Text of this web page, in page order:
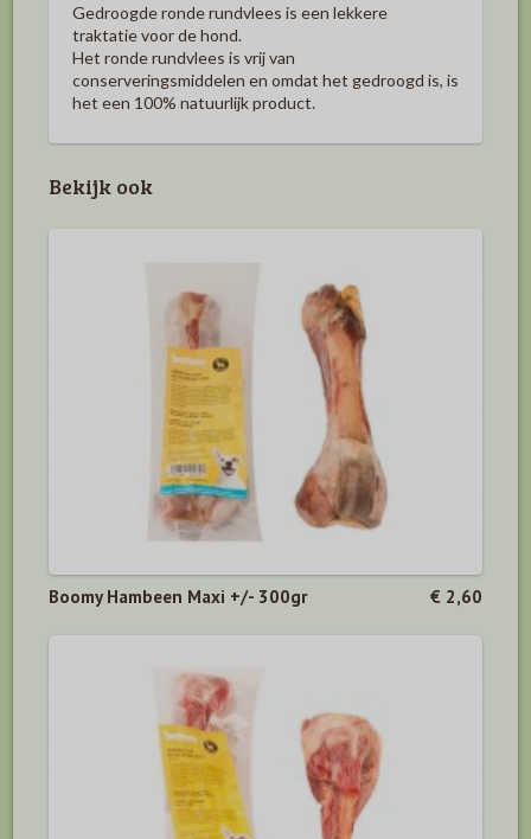
Gedroogde ronde rundvlees is een lekkere
traktatie voor de hond.
Het ronde rundvlees is vrij van
conserveringsmiddelen en omdat het gedroogd is, is
het een 100% natuurlijk product.
Bekijk ook
Boomy Hambeen Maxi +/- 300gr € 2,60